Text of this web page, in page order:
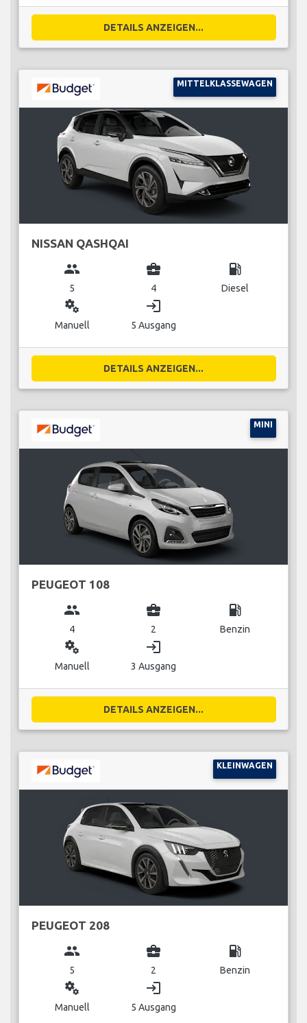
DETAILS ANZEIGEN...
MITTELKLASSEWAGEN
NISSAN QASHQAI
group
5
business_center
4
local_gas_station
Diesel
miscellaneous_services
Manuell
login
5 Ausgang
DETAILS ANZEIGEN...
MINI
PEUGEOT 108
group
4
business_center
2
local_gas_station
Benzin
miscellaneous_services
Manuell
login
3 Ausgang
DETAILS ANZEIGEN...
KLEINWAGEN
PEUGEOT 208
group
5
business_center
2
local_gas_station
Benzin
miscellaneous_services
Manuell
login
5 Ausgang